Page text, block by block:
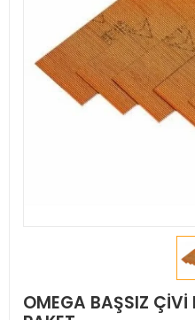
OMEGA BAŞSIZ